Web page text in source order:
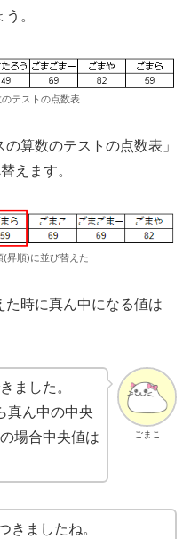
。
テストの点数表
算数のテストの点数表」
えます。
(昇順)に並び替えた
た時に真ん中になる値は
ごまこ
ました。
真ん中の中央
場合中央値は
きましたね。